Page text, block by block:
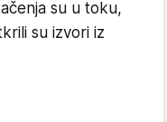
su u toku,
su izvori iz